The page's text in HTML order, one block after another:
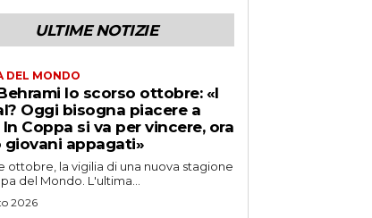
ULTIME NOTIZIE
DEL MONDO
lo scorso ottobre: «I
Oggi bisogna piacere a
Coppa si va per vincere, ora
giovani appagati»
ottobre, la vigilia di una nuova stagione
del Mondo. L'ultima...
2026